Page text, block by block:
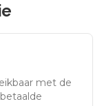
met de